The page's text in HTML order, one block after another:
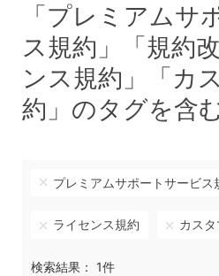
「プレミアムサ
ス規約」「規約
ンス規約」「カ
約」のタグを含
プレミアムサポートサービス
ライセンス規約 カス
検索結果： 1件